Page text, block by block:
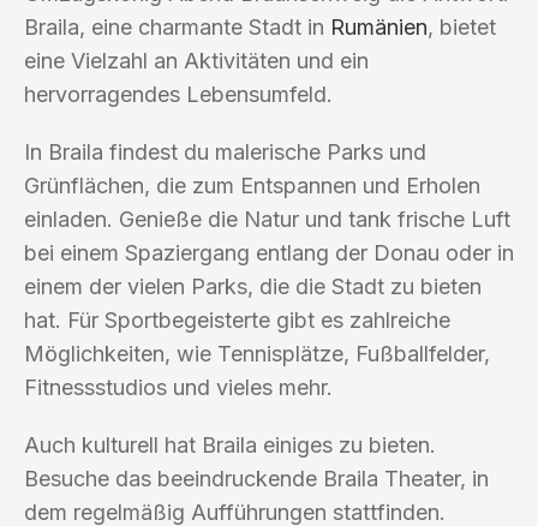
Braila, eine charmante Stadt in Rumänien, bietet
eine Vielzahl an Aktivitäten und ein
hervorragendes Lebensumfeld.
In Braila findest du malerische Parks und
Grünflächen, die zum Entspannen und Erholen
einladen. Genieße die Natur und tank frische Luft
bei einem Spaziergang entlang der Donau oder in
einem der vielen Parks, die die Stadt zu bieten
hat. Für Sportbegeisterte gibt es zahlreiche
Möglichkeiten, wie Tennisplätze, Fußballfelder,
Fitnessstudios und vieles mehr.
Auch kulturell hat Braila einiges zu bieten.
Besuche das beeindruckende Braila Theater, in
dem regelmäßig Aufführungen stattfinden.